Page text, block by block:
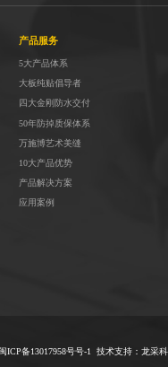
产品服务
5大产品体系
大板纯贴倡导者
四大金刚防水交付
50年防掉质保体系
万施博艺术美缝
10大产品优势
产品解决方案
应用案例
ICP备13017958号号-1 技术支持： 龙采